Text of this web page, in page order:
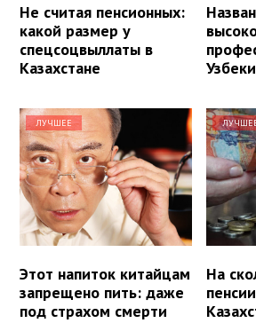
Не считая пенсионных:
какой размер у
спецсоцвыллаты в
Казахстане
ЛУЧШЕЕ
Этот напиток китайцам
запрещено пить: даже
под страхом смерти
На